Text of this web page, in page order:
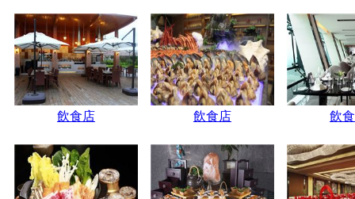
飲食店 飲食店 飲